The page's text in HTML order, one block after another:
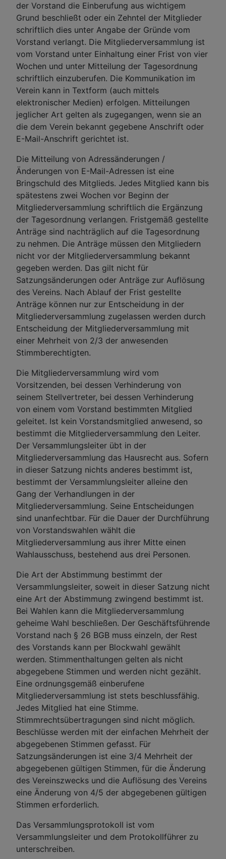
der Vorstand die Einberufung aus wichtigem
Grund beschließt oder ein Zehntel der Mitglieder
schriftlich dies unter Angabe der Gründe vom
Vorstand verlangt. Die Mitgliederversammlung ist
vom Vorstand unter Einhaltung einer Frist von vier
Wochen und unter Mitteilung der Tagesordnung
schriftlich einzuberufen. Die Kommunikation im
Verein kann in Textform (auch mittels
elektronischer Medien) erfolgen. Mitteilungen
jeglicher Art gelten als zugegangen, wenn sie an
die dem Verein bekannt gegebene Anschrift oder
E-Mail-Anschrift gerichtet ist.
Die Mitteilung von Adressänderungen /
Änderungen von E-Mail-Adressen ist eine
Bringschuld des Mitglieds. Jedes Mitglied kann bis
spätestens zwei Wochen vor Beginn der
Mitgliederversammlung schriftlich die Ergänzung
der Tagesordnung verlangen. Fristgemäß gestellte
Anträge sind nachträglich auf die Tagesordnung
zu nehmen. Die Anträge müssen den Mitgliedern
nicht vor der Mitgliederversammlung bekannt
gegeben werden. Das gilt nicht für
Satzungsänderungen oder Anträge zur Auflösung
des Vereins. Nach Ablauf der Frist gestellte
Anträge können nur zur Entscheidung in der
Mitgliederversammlung zugelassen werden durch
Entscheidung der Mitgliederversammlung mit
einer Mehrheit von 2/3 der anwesenden
Stimmberechtigten.
Die Mitgliederversammlung wird vom
Vorsitzenden, bei dessen Verhinderung von
seinem Stellvertreter, bei dessen Verhinderung
von einem vom Vorstand bestimmten Mitglied
geleitet. Ist kein Vorstandsmitglied anwesend, so
bestimmt die Mitgliederversammlung den Leiter.
Der Versammlungsleiter übt in der
Mitgliederversammlung das Hausrecht aus. Sofern
in dieser Satzung nichts anderes bestimmt ist,
bestimmt der Versammlungsleiter alleine den
Gang der Verhandlungen in der
Mitgliederversammlung. Seine Entscheidungen
sind unanfechtbar. Für die Dauer der Durchführung
von Vorstandswahlen wählt die
Mitgliederversammlung aus ihrer Mitte einen
Wahlausschuss, bestehend aus drei Personen.
Die Art der Abstimmung bestimmt der
Versammlungsleiter, soweit in dieser Satzung nicht
eine Art der Abstimmung zwingend bestimmt ist.
Bei Wahlen kann die Mitgliederversammlung
geheime Wahl beschließen. Der Geschäftsführende
Vorstand nach § 26 BGB muss einzeln, der Rest
des Vorstands kann per Blockwahl gewählt
werden. Stimmenthaltungen gelten als nicht
abgegebene Stimmen und werden nicht gezählt.
Eine ordnungsgemäß einberufene
Mitgliederversammlung ist stets beschlussfähig.
Jedes Mitglied hat eine Stimme.
Stimmrechtsübertragungen sind nicht möglich.
Beschlüsse werden mit der einfachen Mehrheit der
abgegebenen Stimmen gefasst. Für
Satzungsänderungen ist eine 3/4 Mehrheit der
abgegebenen gültigen Stimmen, für die Änderung
des Vereinszwecks und die Auflösung des Vereins
eine Änderung von 4/5 der abgegebenen gültigen
Stimmen erforderlich.
Das Versammlungsprotokoll ist vom
Versammlungsleiter und dem Protokollführer zu
unterschreiben.